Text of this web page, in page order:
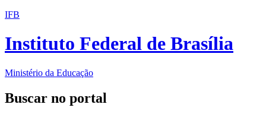
IFB
Instituto Federal de Brasília
Ministério da Educação
Buscar no portal